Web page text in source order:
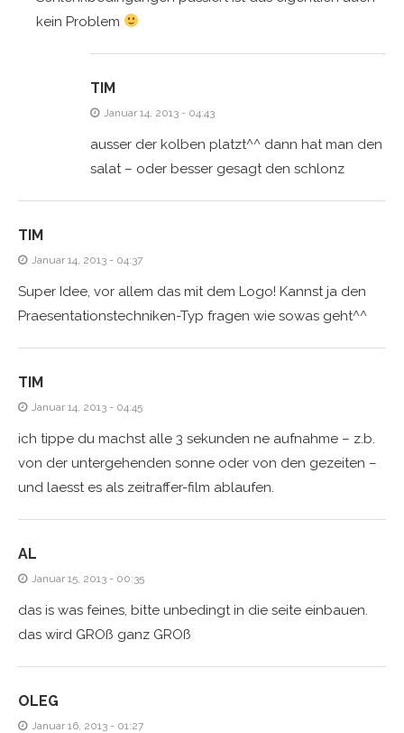
kein Problem
TIM
Januar 14, 2013 - 04:43
ausser der kolben platzt^^ dann hat man den
salat – oder besser gesagt den schlonz
TIM
Januar 14, 2013 - 04:37
Super Idee, vor allem das mit dem Logo! Kannst ja den
Praesentationstechniken-Typ fragen wie sowas geht^^
TIM
Januar 14, 2013 - 04:45
ich tippe du machst alle 3 sekunden ne aufnahme – z.b.
von der untergehenden sonne oder von den gezeiten –
und laesst es als zeitraffer-film ablaufen.
AL
Januar 15, 2013 - 00:35
das is was feines, bitte unbedingt in die seite einbauen.
das wird GROß ganz GROß
OLEG
Januar 16, 2013 - 01:27